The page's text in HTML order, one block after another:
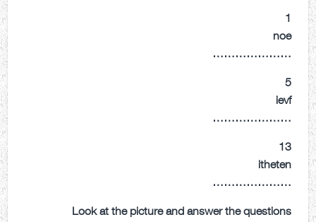
1
noe
…………………
5
ievf
…………………
13
itheten
…………………
Look at the picture and answer the questions